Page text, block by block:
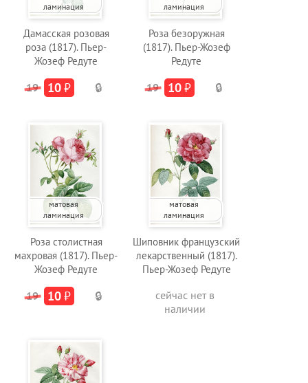
ламинация
Дамасская розовая
роза (1817). Пьер-
Жозеф Редуте
19 10₽ 🔒
ламинация
Роза безоружная
(1817). Пьер-Жозеф
Редуте
19 10₽ 🔒
матовая
ламинация
Роза столистная
махровая (1817). Пьер-
Жозеф Редуте
19 10₽ 🔒
матовая
ламинация
Шиповник французский
лекарственный (1817).
Пьер-Жозеф Редуте
сейчас нет в
наличии